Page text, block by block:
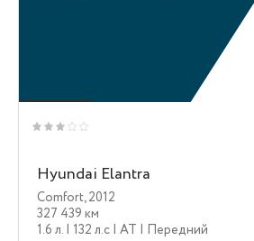
Hyundai Elantra
Comfort,2012
327 439 км
1.6 л. | 132 л.c | AT | Передний